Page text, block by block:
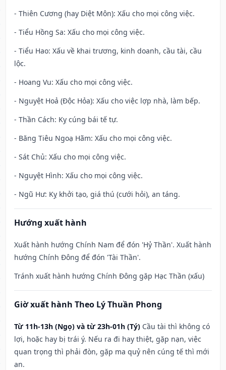
- Thiên Cương (hay Diệt Môn): Xấu cho mọi công việc.
- Tiểu Hồng Sa: Xấu cho mọi công việc.
- Tiểu Hao: Xấu về khai trương, kinh doanh, cầu tài, cầu
lộc.
- Hoang Vu: Xấu cho mọi công việc.
- Nguyệt Hoả (Độc Hỏa): Xấu cho việc lợp nhà, làm bếp.
- Thần Cách: Kỵ cúng bái tế tự.
- Băng Tiêu Ngoạ Hãm: Xấu cho mọi công việc.
- Sát Chủ: Xấu cho mọi công việc.
- Nguyệt Hình: Xấu cho mọi công việc.
- Ngũ Hư: Kỵ khởi tạo, giá thú (cưới hỏi), an táng.
Hướng xuất hành
Xuất hành hướng Chính Nam để đón 'Hỷ Thần'. Xuất hành
hướng Chính Đông để đón 'Tài Thần'.
Tránh xuất hành hướng Chính Đông gặp Hạc Thần (xấu)
Giờ xuất hành Theo Lý Thuần Phong
Từ 11h-13h (Ngọ) và từ 23h-01h (Tý) Cầu tài thì không có
lợi, hoặc hay bị trái ý. Nếu ra đi hay thiệt, gặp nạn, việc
quan trọng thì phải đòn, gặp ma quỷ nên cúng tế thì mới
an.